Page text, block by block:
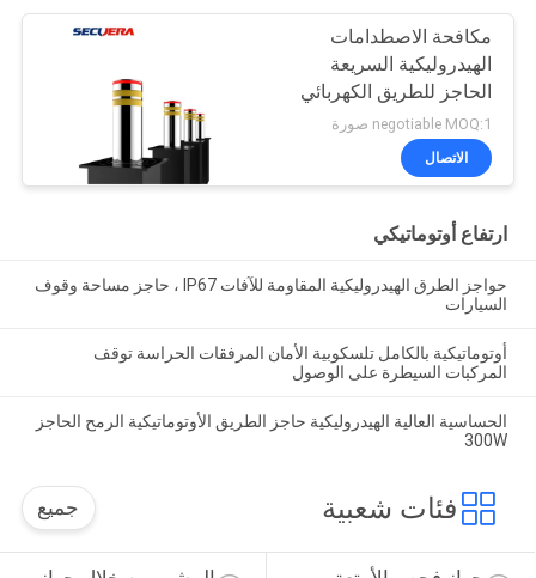
مكافحة الاصطدامات
الهيدروليكية السريعة
الحاجز للطريق الكهربائي
negotiable MOQ:1 صورة
الاتصال
ارتفاع أوتوماتيكي
حواجز الطرق الهيدروليكية المقاومة للآفات IP67 ، حاجز مساحة وقوف
السيارات
أوتوماتيكية بالكامل تلسكوبية الأمان المرفقات الحراسة توقف
المركبات السيطرة على الوصول
الحساسية العالية الهيدروليكية حاجز الطريق الأوتوماتيكية الرمح الحاجز
300W
فئات شعبية جميع